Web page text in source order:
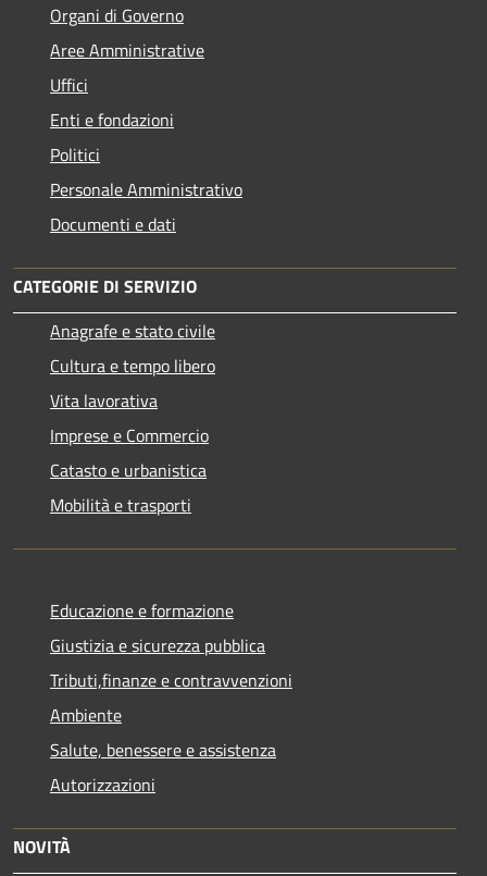
Organi di Governo
Aree Amministrative
Uffici
Enti e fondazioni
Politici
Personale Amministrativo
Documenti e dati
CATEGORIE DI SERVIZIO
Anagrafe e stato civile
Cultura e tempo libero
Vita lavorativa
Imprese e Commercio
Catasto e urbanistica
Mobilità e trasporti
Educazione e formazione
Giustizia e sicurezza pubblica
Tributi,finanze e contravvenzioni
Ambiente
Salute, benessere e assistenza
Autorizzazioni
NOVITÀ